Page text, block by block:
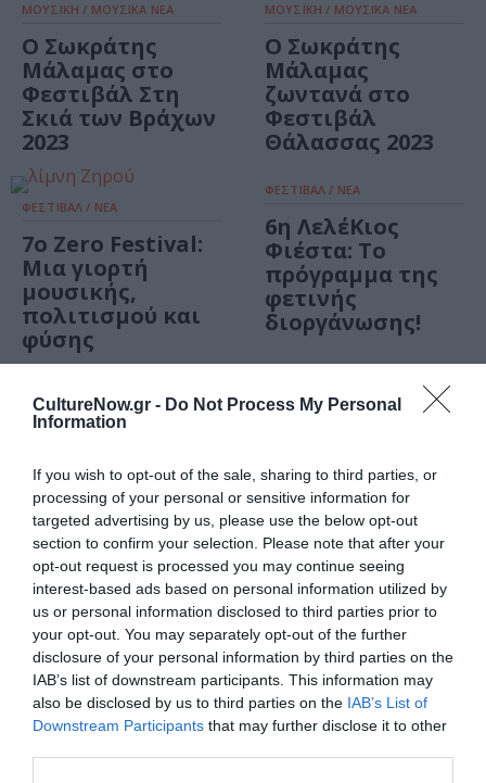
CultureNow.gr - Do Not Process My Personal
Information
If you wish to opt-out of the sale, sharing to third parties, or
processing of your personal or sensitive information for
targeted advertising by us, please use the below opt-out
section to confirm your selection. Please note that after your
opt-out request is processed you may continue seeing
interest-based ads based on personal information utilized by
us or personal information disclosed to third parties prior to
your opt-out. You may separately opt-out of the further
disclosure of your personal information by third parties on the
IAB’s list of downstream participants. This information may
also be disclosed by us to third parties on the IAB’s List of
Downstream Participants that may further disclose it to other
ΜΟΥΣΙΚΗ / ΜΟΥΣΙΚΑ ΝΕΑ
Ο Σωκράτης
Μάλαμας στο
Φεστιβάλ Στη
Σκιά των Βράχων
2023
ΜΟΥΣΙΚΗ / ΜΟΥΣΙΚΑ ΝΕΑ
Ο Σωκράτης
Mάλαμας
ζωντανά στο
Φεστιβάλ
Θάλασσας 2023
ΦΕΣΤΙΒΑΛ / ΝΕΑ
7ο Zero Festival:
Μια γιορτή
μουσικής,
πολιτισμού και
φύσης
ΦΕΣΤΙΒΑΛ / ΝΕΑ
6η ΛελέΚιος
Φιέστα: Το
πρόγραμμα της
φετινής
διοργάνωσης!
Φεστιβάλ
Το πρόγραμμα
της φετινής
διοργάνωσης
Pulsar
Samothraki Art
Festival είναι ένα
καλοκρυμμένο
μυστικό
ΜΟΥΣΙΚΗ / ΜΟΥΣΙΚΑ ΝΕΑ
Με παρτενέρ τη
Σελήνη: Nέο
άλμπουμ από τον
Γιώργο Μίχα